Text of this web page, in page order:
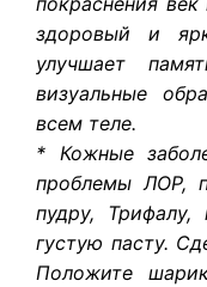
здоровый и
улучшает
визуальные
всем теле.
* Кожные
проблемы ЛОР,
пудру,
густую пасту.
Положите